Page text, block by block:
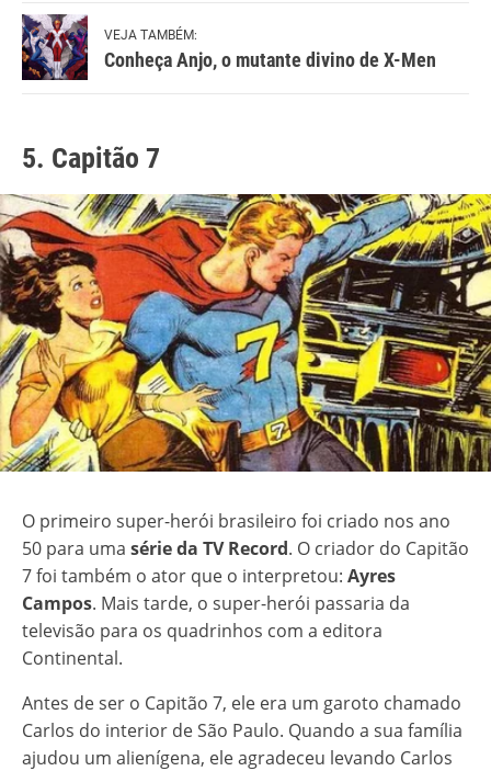
VEJA TAMBÉM:
Conheça Anjo, o mutante divino de X-Men
5. Capitão 7
O primeiro super-herói brasileiro foi criado nos ano
50 para uma série da TV Record. O criador do Capitão
7 foi também o ator que o interpretou: Ayres
Campos. Mais tarde, o super-herói passaria da
televisão para os quadrinhos com a editora
Continental.
Antes de ser o Capitão 7, ele era um garoto chamado
Carlos do interior de São Paulo. Quando a sua família
ajudou um alienígena, ele agradeceu levando Carlos